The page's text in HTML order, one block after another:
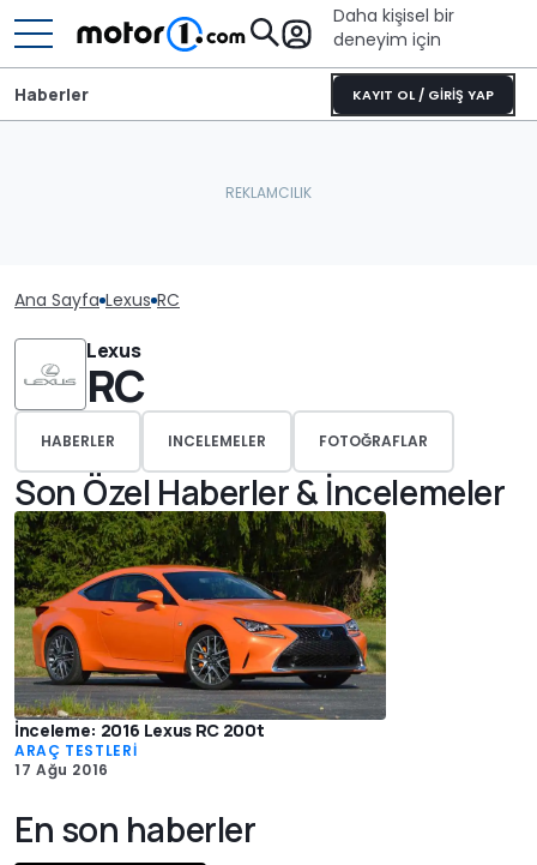
Daha kişisel bir
deneyim için
KAYIT OL / GİRİŞ YAP
Haberler
Ana Sayfa Lexus RC
Lexus
RC
HABERLER INCELEMELER FOTOĞRAFLAR
Son Özel Haberler & İncelemeler
İnceleme: 2016 Lexus RC 200t
ARAÇ TESTLERİ
17 Ağu 2016
En son haberler